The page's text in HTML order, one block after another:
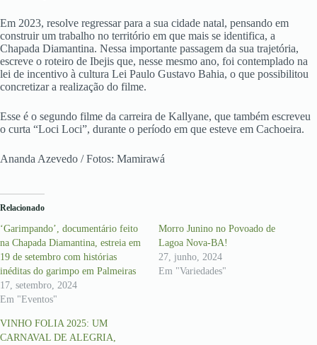
Em 2023, resolve regressar para a sua cidade natal, pensando em
construir um trabalho no território em que mais se identifica, a
Chapada Diamantina. Nessa importante passagem da sua trajetória,
escreve o roteiro de Ibejis que, nesse mesmo ano, foi contemplado na
lei de incentivo à cultura Lei Paulo Gustavo Bahia, o que possibilitou
concretizar a realização do filme.
Esse é o segundo filme da carreira de Kallyane, que também escreveu
o curta “Loci Loci”, durante o período em que esteve em Cachoeira.
Ananda Azevedo / Fotos: Mamirawá
Relacionado
‘Garimpando’, documentário feito
na Chapada Diamantina, estreia em
19 de setembro com histórias
inéditas do garimpo em Palmeiras
17, setembro, 2024
Em "Eventos"
Morro Junino no Povoado de
Lagoa Nova-BA!
27, junho, 2024
Em "Variedades"
VINHO FOLIA 2025: UM
CARNAVAL DE ALEGRIA,